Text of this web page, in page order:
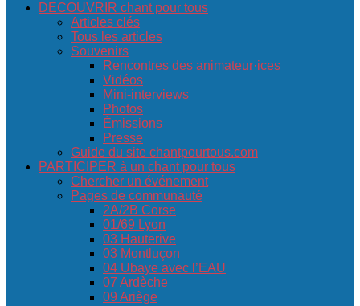
DECOUVRIR chant pour tous
Articles clés
Tous les articles
Souvenirs
Rencontres des animateur·ices
Vidéos
Mini-interviews
Photos
Émissions
Presse
Guide du site chantpourtous.com
PARTICIPER à un chant pour tous
Chercher un événement
Pages de communauté
2A/2B Corse
01/69 Lyon
03 Hauterive
03 Montluçon
04 Ubaye avec l’EAU
07 Ardèche
09 Ariège